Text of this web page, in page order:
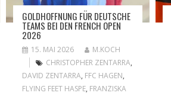
GOLDHOFFNUNG FÜR DEUTSCHE
TEAMS BEI DEN FRENCH OPEN
2026
15. MAI 2026
M.KOCH
CHRISTOPHER ZENTARRA,
DAVID ZENTARRA, FFC HAGEN,
FLYING FEET HASPE, FRANZISKA